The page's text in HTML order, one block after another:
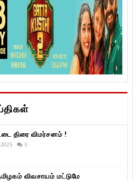
திரை விமர்சனம் !
0
விவசாயம் மட்டுமே